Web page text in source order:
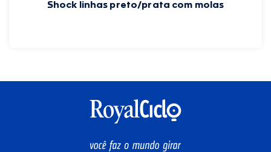
Shock linhas preto/prata com molas